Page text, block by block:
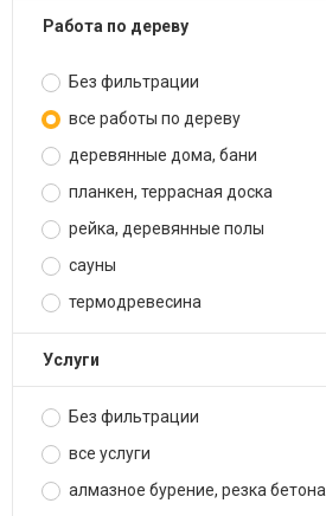
работа по дереву
Без фильтрации
все работы по дереву
деревянные дома, бани
планкен, террасная доска
рейка, деревянные полы
сауны
термодревесина
услуги
Без фильтрации
все услуги
алмазное бурение, резка бетона